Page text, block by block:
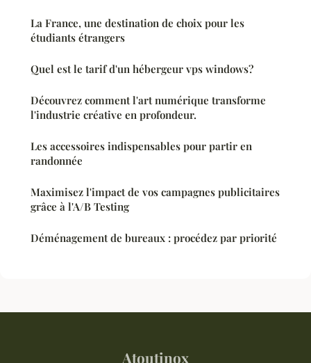
La France, une destination de choix pour les
étudiants étrangers
Quel est le tarif d'un hébergeur vps windows?
Découvrez comment l'art numérique transforme
l'industrie créative en profondeur.
Les accessoires indispensables pour partir en
randonnée
Maximisez l'impact de vos campagnes publicitaires
grâce à l'A/B Testing
Déménagement de bureaux : procédez par priorité
Atoutinox